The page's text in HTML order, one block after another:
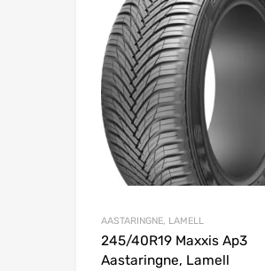
AASTARINGNE, LAMELL
245/40R19 Maxxis Ap3
Aastaringne, Lamell